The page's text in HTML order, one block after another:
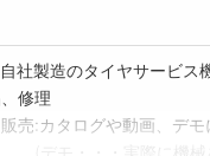
社製造のタイヤサービス
修理
売:カタログや動画、デモ